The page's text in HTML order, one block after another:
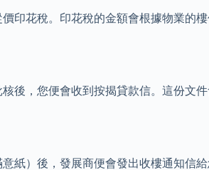
印花稅。印花稅的金額會根據物業的
後，您便會收到按揭貸款信。這份文
紙）後，發展商便會發出收樓通知信